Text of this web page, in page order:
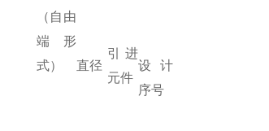
（自由
端形
式）
直径
引进
元件
设计
序号